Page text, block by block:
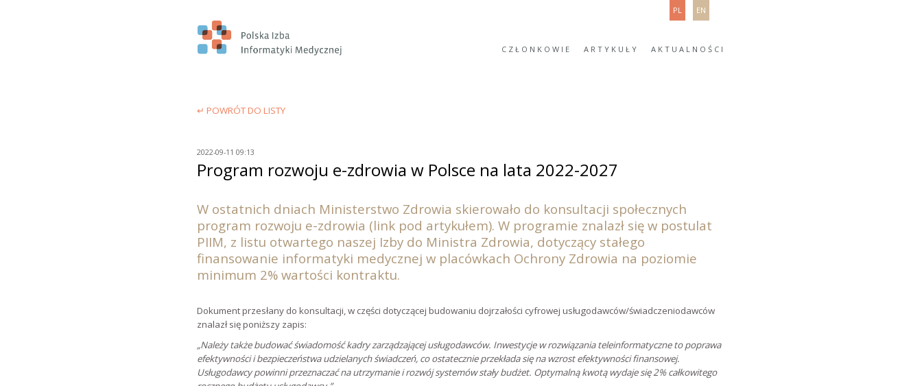
PL EN
CZŁONKOWIE ARTYKUŁY AKTUALNOŚCI
↵ POWRÓT DO LISTY
2022-09-11 09:13
Program rozwoju e-zdrowia w Polsce na lata 2022-2027
W ostatnich dniach Ministerstwo Zdrowia skierowało do konsultacji społecznych
program rozwoju e-zdrowia (link pod artykułem). W programie znalazł się w postulat
PIIM, z listu otwartego naszej Izby do Ministra Zdrowia, dotyczący stałego
finansowanie informatyki medycznej w placówkach Ochrony Zdrowia na poziomie
minimum 2% wartości kontraktu.
Dokument przesłany do konsultacji, w części dotyczącej budowaniu dojrzałości cyfrowej usługodawców/świadczeniodawców
znalazł się poniższy zapis:
„Należy także budować świadomość kadry zarządzającej usługodawców. Inwestycje w rozwiązania teleinformatyczne to poprawa
efektywności i bezpieczeństwa udzielanych świadczeń, co ostatecznie przekłada się na wzrost efektywności finansowej.
Usługodawcy powinni przeznaczać na utrzymanie i rozwój systemów stały budżet. Optymalną kwotą wydaje się 2% całkowitego